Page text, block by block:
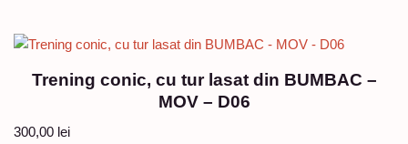
Trening conic, cu tur lasat din BUMBAC –
MOV – D06
300,00 lei